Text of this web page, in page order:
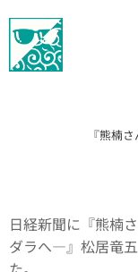
『熊楠
日経新聞に『熊楠
ダラへ—』松居竜